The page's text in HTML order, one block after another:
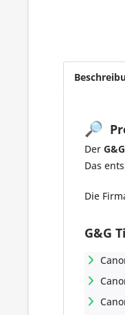
🔎
Der
Das
Die
G&G